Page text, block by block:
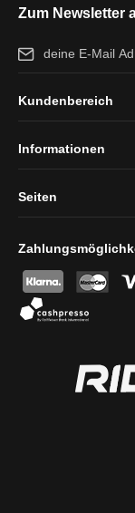
Zum Newsletter
E-Mail-Adresse*
und dieAGB
Kundenbereich
Informationen
Seiten